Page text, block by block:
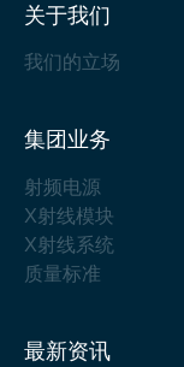
关于我们
我们的立场
集团业务
射频电源
X射线模块
X射线系统
质量标准
最新资讯